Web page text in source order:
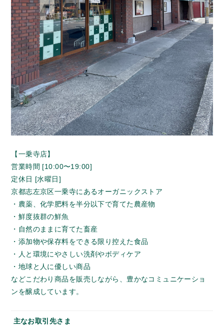
【一乗寺店】
営業時間 [10:00〜19:00]
定休日 [水曜日]
京都志左京区一乗寺にあるオーガニックストア
・農薬、化学肥料を半分以下で育てた農産物
・鮮度抜群の鮮魚
・自然のままに育てた畜産
・添加物や保存料をできる限り控えた食品
・人と環境にやさしい洗剤やボディケア
・地球と人に優しい商品
などこだわり商品を販売しながら、豊かなコミュニケーショ
ンを醸成しています。
主なお取引先さま